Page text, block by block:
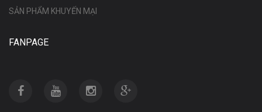
SẢN PHẨM KHUYẾN MẠI
FANPAGE